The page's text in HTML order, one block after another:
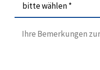
bitte wählen *